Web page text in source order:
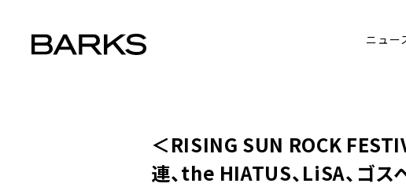
ニュー
＜RISING SUN ROCK
連、the HIATUS、LiSA、ゴス